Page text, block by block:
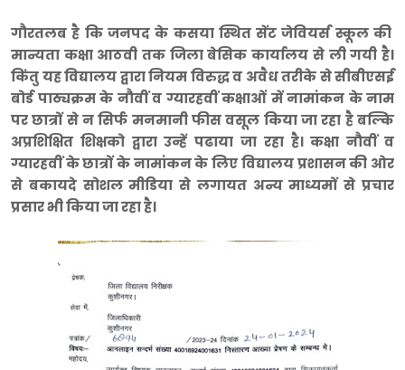
गौरतलब है कि जनपद के कसया स्थित सेंट जेवियर्स स्कूल की
मान्यता कक्षा आठवी तक जिला बेसिक कार्यालय से ली गयी है।
किंतु यह विद्यालय द्वारा नियम विरुद्ध व अवैध तरीके से सीबीएसई
बोर्ड पाठ्यक्रम के नौवीं व ग्यारहवीं कक्षाओं में नामांकन के नाम
पर छात्रों से न सिर्फ मनमानी फीस वसूल किया जा रहा है बल्कि
अप्रशिक्षित शिक्षको द्वारा उन्हें पढाया जा रहा है। कक्षा नौवीं व
ग्यारहवीं के छात्रों के नामांकन के लिए विद्यालय प्रशासन की ओर
से बकायदे सोशल मीडिया से लगायत अन्य माध्यमों से प्रचार
प्रसार भी किया जा रहा है।